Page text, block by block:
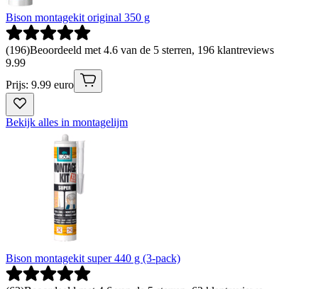
Bison montagekit original 350 g
(196)Beoordeeld met 4.6 van de 5 sterren, 196 klantreviews
9.99
Prijs: 9.99 euro
Bekijk alles in montagelijm
Bison montagekit super 440 g (3-pack)